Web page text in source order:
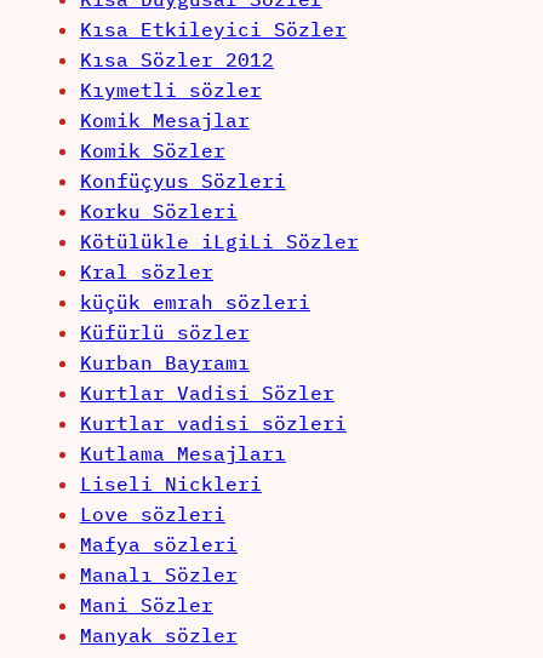
Kısa Etkileyici Sözler
Kısa Sözler 2012
Kıymetli sözler
Komik Mesajlar
Komik Sözler
Konfüçyus Sözleri
Korku Sözleri
Kötülükle iLgiLi Sözler
Kral sözler
küçük emrah sözleri
Küfürlü sözler
Kurban Bayramı
Kurtlar Vadisi Sözler
Kurtlar vadisi sözleri
Kutlama Mesajları
Liseli Nickleri
Love sözleri
Mafya sözleri
Manalı Sözler
Mani Sözler
Manyak sözler